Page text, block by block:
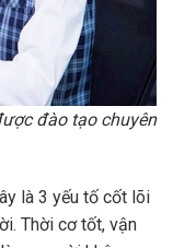
đào tạo chuyên
là 3 yếu tố cốt lõi
Thời cơ tốt, vận